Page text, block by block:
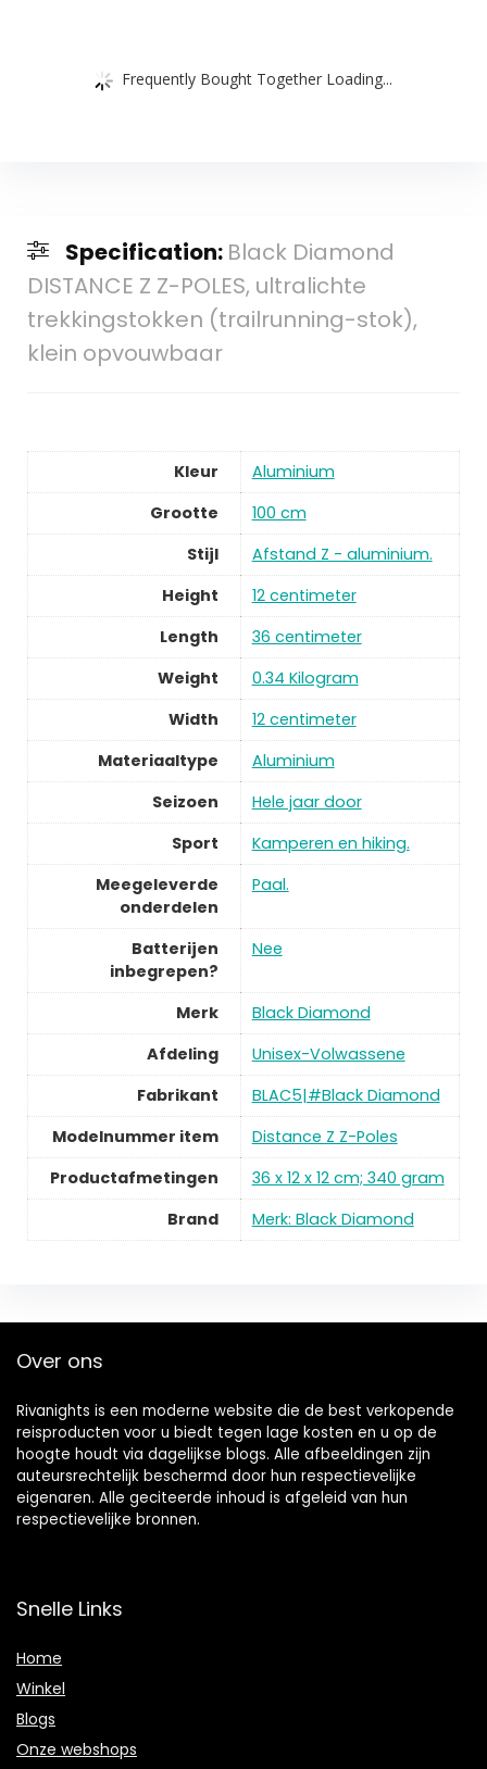
Frequently Bought Together Loading...
Specification: Black Diamond
DISTANCE Z Z-POLES, ultralichte
trekkingstokken (trailrunning-stok),
klein opvouwbaar
Kleur
Aluminium
Grootte
100 cm
Stijl
Afstand Z - aluminium.
Height
12 centimeter
Length
36 centimeter
Weight
0.34 Kilogram
Width
12 centimeter
Materiaaltype
Aluminium
Seizoen
Hele jaar door
Sport
Kamperen en hiking.
Meegeleverde
onderdelen
Paal.
Batterijen
inbegrepen?
Nee
Merk
Black Diamond
Afdeling
Unisex-Volwassene
Fabrikant
BLAC5|#Black Diamond
Modelnummer item
Distance Z Z-Poles
Productafmetingen
36 x 12 x 12 cm; 340 gram
Brand
Merk: Black Diamond
Over ons
Rivanights is een moderne website die de best verkopende
reisproducten voor u biedt tegen lage kosten en u op de
hoogte houdt via dagelijkse blogs. Alle afbeeldingen zijn
auteursrechtelijk beschermd door hun respectievelijke
eigenaren. Alle geciteerde inhoud is afgeleid van hun
respectievelijke bronnen.
Snelle Links
Home
Winkel
Blogs
Onze webshops